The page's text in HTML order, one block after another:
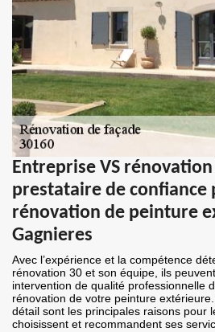
Entreprise VS rénovation
prestataire de confiance
rénovation de peinture
Gagnieres
Avec l’expérience et la compétence
rénovation 30 et son équipe, ils
intervention de qualité professionnelle
rénovation de votre peinture
détail sont les principales raisons pour
choisissent et recommandent ses